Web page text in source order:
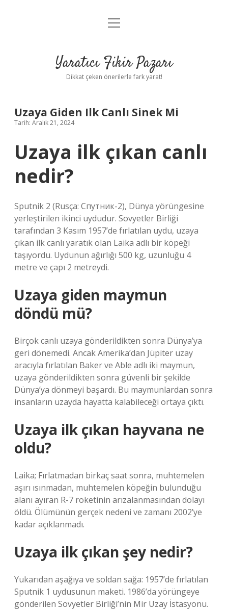
Anasayfa
Yasal Uyarı
menüyü
Yaratıcı Fikir Pazarı
Dikkat çeken önerilerle fark yarat!
Uzaya Giden Ilk Canlı Sinek Mi
Tarih: Aralık 21, 2024
Uzaya ilk çıkan canlı
nedir?
Sputnik 2 (Rusça: Спутник-2), Dünya yörüngesine
yerleştirilen ikinci uydudur. Sovyetler Birliği
tarafından 3 Kasım 1957’de fırlatılan uydu, uzaya
çıkan ilk canlı yaratık olan Laika adlı bir köpeği
taşıyordu. Uydunun ağırlığı 500 kg, uzunluğu 4
metre ve çapı 2 metreydi.
Uzaya giden maymun
döndü mü?
Birçok canlı uzaya gönderildikten sonra Dünya’ya
geri dönemedi. Ancak Amerika’dan Jüpiter uzay
aracıyla fırlatılan Baker ve Able adlı iki maymun,
uzaya gönderildikten sonra güvenli bir şekilde
Dünya’ya dönmeyi başardı. Bu maymunlardan sonra
insanların uzayda hayatta kalabileceği ortaya çıktı.
Uzaya ilk çıkan hayvana ne
oldu?
Laika; Fırlatmadan birkaç saat sonra, muhtemelen
aşırı ısınmadan, muhtemelen köpeğin bulunduğu
alanı ayıran R-7 roketinin arızalanmasından dolayı
öldü. Ölümünün gerçek nedeni ve zamanı 2002’ye
kadar açıklanmadı.
Uzaya ilk çıkan şey nedir?
Yukarıdan aşağıya ve soldan sağa: 1957’de fırlatılan
Sputnik 1 uydusunun maketi. 1986’da yörüngeye
gönderilen Sovyetler Birliği’nin Mir Uzay İstasyonu.